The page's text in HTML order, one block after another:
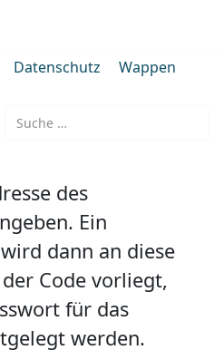
Datenschutz
Wappen
Suchen
des
Ein
dann an diese
Code vorliegt,
für das
werden.